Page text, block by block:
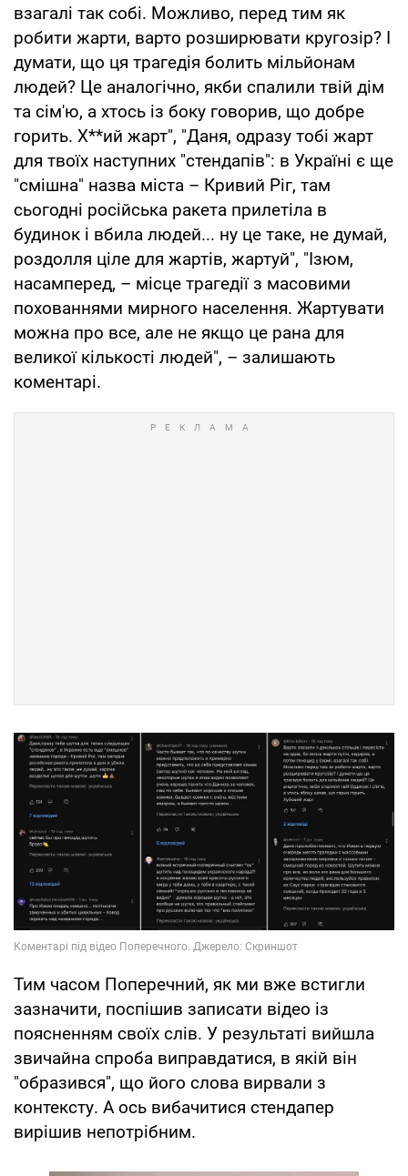
взагалі так собі. Можливо, перед тим як
робити жарти, варто розширювати кругозір? І
думати, що ця трагедія болить мільйонам
людей? Це аналогічно, якби спалили твій дім
та сім'ю, а хтось із боку говорив, що добре
горить. Х**ий жарт", "Даня, одразу тобі жарт
для твоїх наступних "стендапів": в Україні є ще
"смішна" назва міста – Кривий Ріг, там
сьогодні російська ракета прилетіла в
будинок і вбила людей... ну це таке, не думай,
роздолля ціле для жартів, жартуй", "Ізюм,
насамперед, – місце трагедії з масовими
похованнями мирного населення. Жартувати
можна про все, але не якщо це рана для
великої кількості людей", – залишають
коментарі.
Тим часом Поперечний, як ми вже встигли
зазначити, поспішив записати відео із
поясненням своїх слів. У результаті вийшла
звичайна спроба виправдатися, в якій він
"образився", що його слова вирвали з
контексту. А ось вибачитися стендапер
вирішив непотрібним.